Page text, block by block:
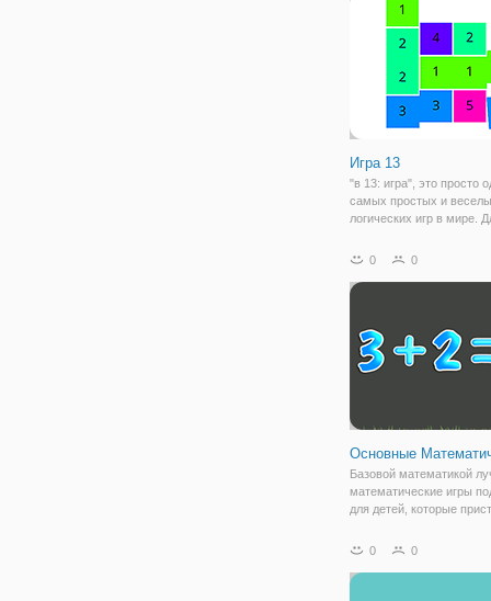
Игра 13
"в 13: игра", это просто
самых простых и
логических игр в мире.
из коробок на борту, и
сольется с ним в Форма
0 0
Основные
Базовой математикой
математические игры
для детей, которые
математики. В этой
вычитание и
0 0